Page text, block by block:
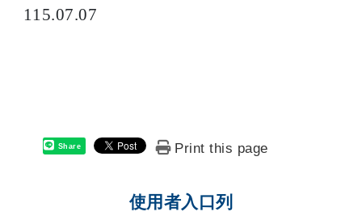
115.07.07
Share Print this page
使用者入口列